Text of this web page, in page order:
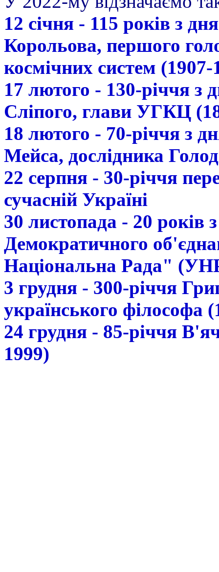
12 січня - 115 років з
Корольова, першого
космічних систем (1907-
17 лютого - 130-річчя з
Сліпого, глави УГКЦ
18 лютого - 70-річчя з
Мейса, дослідника
22 серпня - 30-річчя
сучасній Україні
30 листопада - 20 років
Демократичного
Національна Рада"
3 грудня - 300-річчя
українського філософа
24 грудня - 85-річчя
1999)